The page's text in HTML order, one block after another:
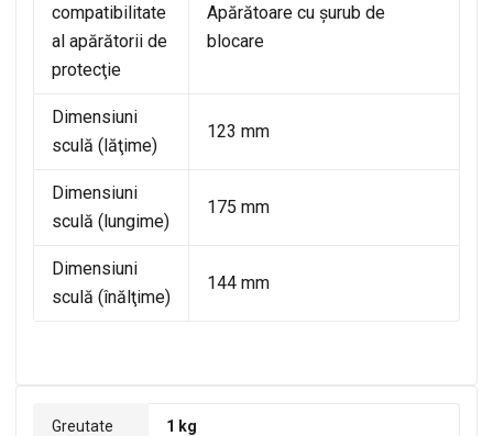
compatibilitate
al apărătorii de
protecţie
Apărătoare cu şurub de
blocare
Dimensiuni
sculă (lăţime)
123 mm
Dimensiuni
sculă (lungime)
175 mm
Dimensiuni
sculă (înălţime)
144 mm
Greutate 1 kg